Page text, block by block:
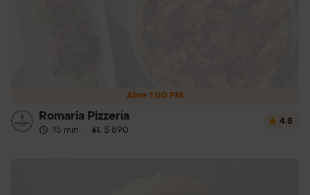
Abre 1:00 PM
Romaria Pizzería
15 min · $ 890
4.8